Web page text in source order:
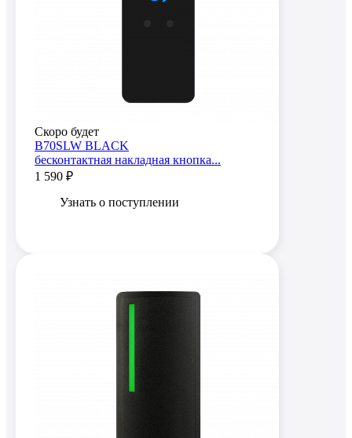
Скоро будет
B70SLW BLACK
бесконтактная накладная кнопка...
1 590 ₽
Узнать о поступлении